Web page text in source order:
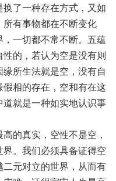
了一种存在方式，又如
有事物都在不断变化
一切都不常不断。五蕴
的，若认为空是没有则
所生法就是空，没有自
相的存在，空和有在这
就是一种如实地认识事
的真实，空性不是空，
。我们必须具备证得空
元对立的世界，从而有